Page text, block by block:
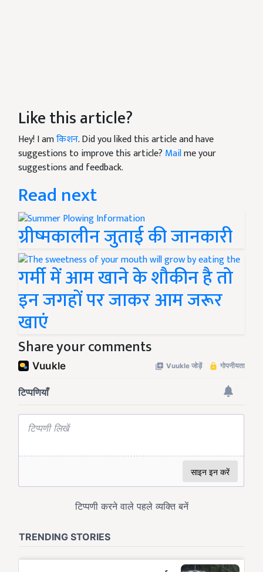
Like this article?
Hey! I amकिशन. Did you liked this article and have
suggestions to improve this article? Mailme your
suggestions and feedback.
Read next
ग्रीष्मकालीन जुताई की जानकारी
गर्मी में आम खाने के शौकीन है तो
इन जगहों पर जाकर आम जरूर
खाएं
Share your comments